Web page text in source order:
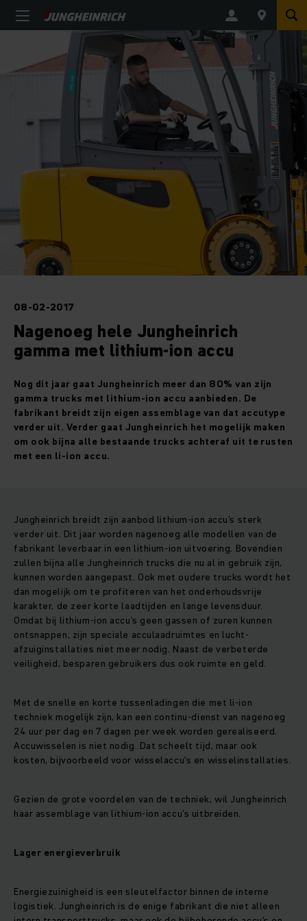
08-02-2017
Nagenoeg hele Jungheinrich
gamma met lithium-ion accu
Nog dit jaar gaat Jungheinrich meer dan 80% van zijn
gamma trucks met lithium-ion accu aanbieden. De
fabrikant breidt zijn eigen assemblage van dat accutype
verder uit. Verder gaat Jungheinrich het mogelijk maken
om ook bijna alle bestaande trucks achteraf uit te rusten
met een li-ion accu.
Jungheinrich breidt zijn aanbod lithium-ion accu’s sterk
verder uit. Dit jaar worden nagenoeg alle modellen van de
fabrikant leverbaar in een lithium-ion uitvoering. Bovendien
zullen bijna alle Jungheinrich trucks die nu al in gebruik zijn,
kunnen worden aangepast. Ook met oudere trucks wordt het
dan mogelijk om te profiteren van het onderhoudsvrije
karakter, de zeer korte laadtijden en lange levensduur.
Omdat bij lithium-ion accu’s geen gassen of zuren kunnen
ontsnappen, zijn speciale acculaadruimtes en lucht-
afzuiginstallaties niet meer nodig. Naast de verbeterde
veiligheid, besparen gebruikers dus ook ruimte en geld.
Met de snelle en korte tussenladingen die met li-ion
techniek mogelijk zijn, kan een continu-dienst van nagenoeg
24 uur per dag en 7 dagen per week worden gerealiseerd.
Accuwisselen is niet nodig. Dat scheelt tijd, maar ook
kosten, bijvoorbeeld voor wisselaccu’s en wisselinstallaties.
Gezien de grote voordelen van de techniek, wil Jungheinrich
haar assemblage van lithium-ion accu’s uitbreiden.
Lager energieverbruik
Energiezuinigheid is een sleutelfactor binnen de interne
logistiek. Jungheinrich is de enige fabrikant die niet alleen